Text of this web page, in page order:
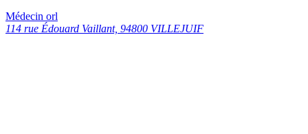
Médecin orl
114 rue Édouard Vaillant, 94800 VILLEJUIF